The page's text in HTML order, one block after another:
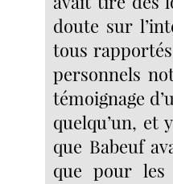
doute sur
tous
personnels
témoignage
quelqu’un, et
que Babeuf
que pour les